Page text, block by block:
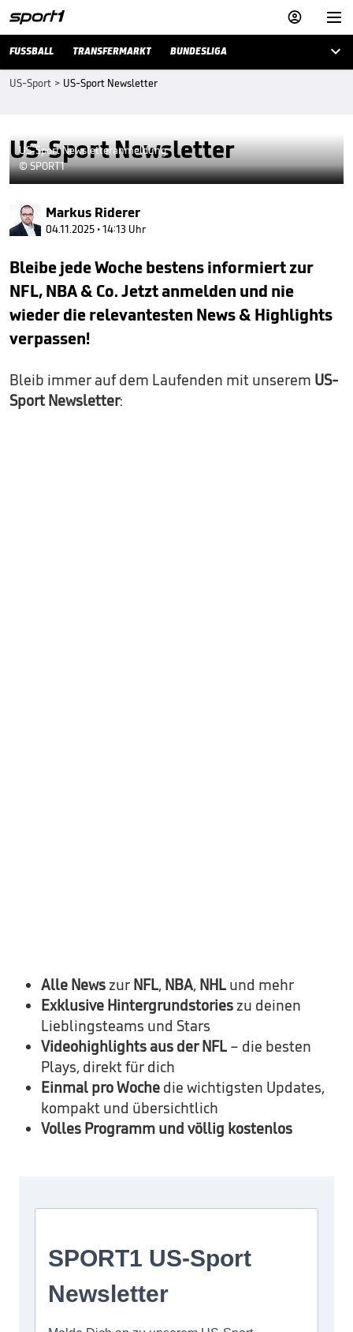


FUSSBALL TRANSFERMARKT BUNDESLIGA 
US-Sport > US-Sport Newsletter
US-Sport Newsletter
US-Sport Newsletteranmeldung
© SPORT1
Markus Riderer
04.11.2025 • 14:13 Uhr
Bleibe jede Woche bestens informiert zur
NFL, NBA & Co. Jetzt anmelden und nie
wieder die relevantesten News & Highlights
verpassen!
Bleib immer auf dem Laufenden mit unserem US-
Sport Newsletter:
Alle Newszur NFL, NBA, NHL und mehr
Exklusive Hintergrundstorieszu deinen
Lieblingsteams und Stars
Videohighlights aus der NFL – die besten
Plays, direkt für dich
Einmal pro Woche die wichtigsten Updates,
kompakt und übersichtlich
Volles Programm und völlig kostenlos